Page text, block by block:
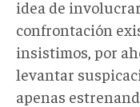
idea de
confrontación
insistimos, por
levantar
apenas